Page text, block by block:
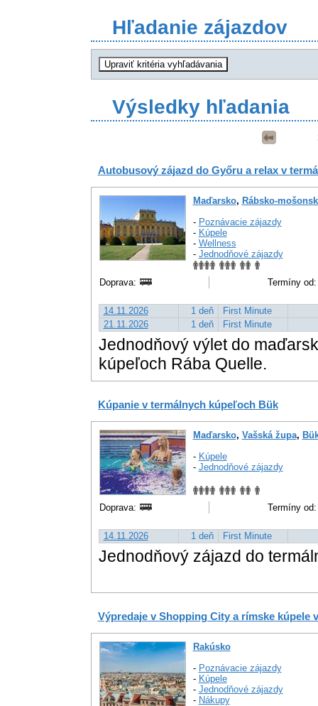
Hľadanie zájazdov
Výsledky hľadania
Autobusový zájazd do Győru a relax v
Maďarsko, Rábsko-
- Poznávacie zájazdy
- Kúpele
- Wellness
- Jednodňové zájazdy
Doprava: Termíny
14.11.2026 1 deň
First Minute
21.11.2026
1 deň First Minute
Jednodňový výlet do
kúpeľoch Rába Quelle.
Kúpanie v termálnych kúpeľoch Bük
Maďarsko, Vašská župa,
- Kúpele
- Jednodňové zájazdy
Doprava: Termíny
14.11.2026 1 deň First Minute
Jednodňový zájazd do
Výpredaje v Shopping City a rímske kúpele
Rakúsko
- Poznávacie zájazdy
- Kúpele
- Jednodňové zájazdy
- Nákupy